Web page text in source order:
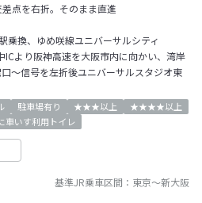
点を右折。そのまま直進
乗換、ゆめ咲線ユニバーサルシティ
より阪神高速を大阪市内に向かい、湾岸
～信号を左折後ユニバーサルスタジオ東
駐車場有り ★★★以上
★★★★以上
車いす利用トイレ
基準JR乗車区間： 東京～新大阪